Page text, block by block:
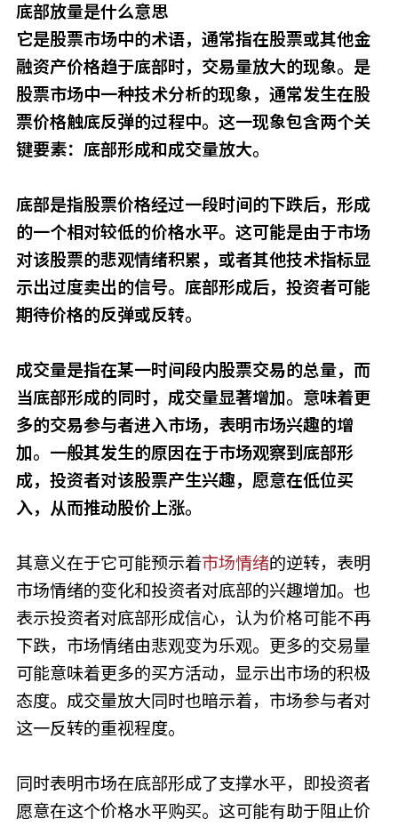
底部放量是什么意思
它是股票市场中的术语，通常指在股票或其他金
融资产价格趋于底部时，交易量放大的现象。是
股票市场中一种技术分析的现象，通常发生在股
票价格触底反弹的过程中。这一现象包含两个关
键要素：底部形成和成交量放大。
底部是指股票价格经过一段时间的下跌后，形成
的一个相对较低的价格水平。这可能是由于市场
对该股票的悲观情绪积累，或者其他技术指标显
示出过度卖出的信号。底部形成后，投资者可能
期待价格的反弹或反转。
成交量是指在某一时间段内股票交易的总量，而
当底部形成的同时，成交量显著增加。意味着更
多的交易参与者进入市场，表明市场兴趣的增
加。一般其发生的原因在于市场观察到底部形
成，投资者对该股票产生兴趣，愿意在低位买
入，从而推动股价上涨。
其意义在于它可能预示着市场情绪的逆转，表明
市场情绪的变化和投资者对底部的兴趣增加。也
表示投资者对底部形成信心，认为价格可能不再
下跌，市场情绪由悲观变为乐观。更多的交易量
可能意味着更多的买方活动，显示出市场的积极
态度。成交量放大同时也暗示着，市场参与者对
这一反转的重视程度。
同时表明市场在底部形成了支撑水平，即投资者
愿意在这个价格水平购买。这可能有助于阻止价